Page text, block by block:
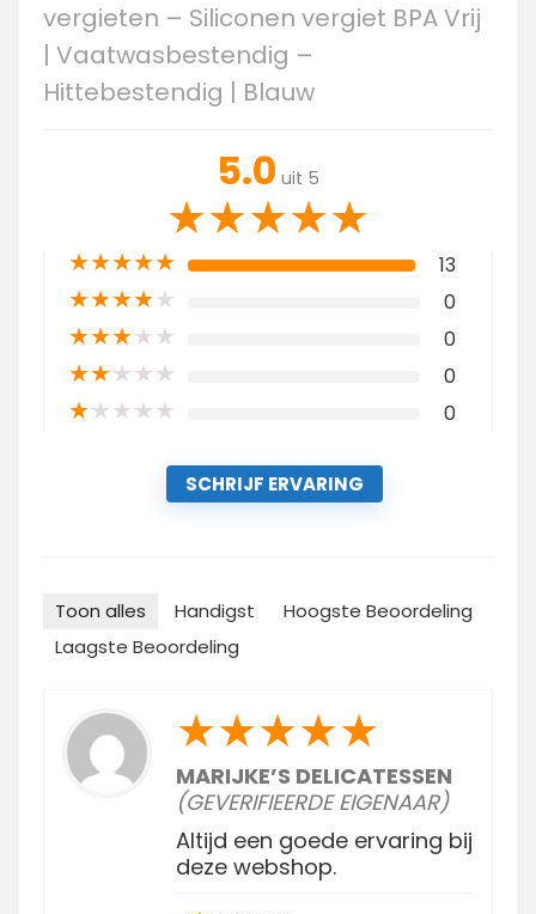
vergieten – Siliconen vergiet BPA Vrij
| Vaatwasbestendig –
Hittebestendig | Blauw
5.0 uit 5
★★★★★
★★★★★ 13
★★★★★ 0
★★★★★ 0
★★★★★ 0
★★★★★ 0
SCHRIJF ERVARING
Toon alles Handigst
Hoogste Beoordeling
Laagste Beoordeling
★★★★★
MARIJKE’S DELICATESSEN
(GEVERIFIEERDE EIGENAAR)
Altijd een goede ervaring bij
deze webshop.